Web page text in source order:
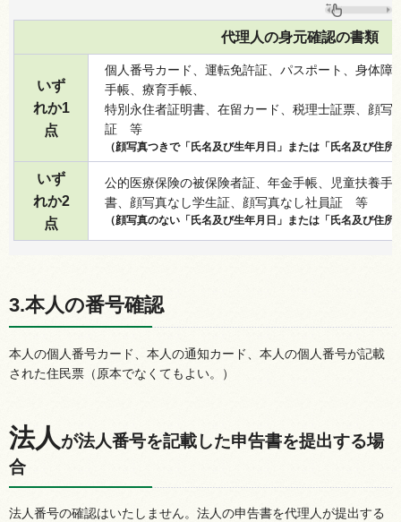
代理人の身元確認の書類
いず
れか1
点
個人番号カード、運転免許証、パスポート、身体障
手帳、療育手帳、
特別永住者証明書、在留カード、税理士証票、顔写
証
等
（顔写真つきで「氏名及び生年月日」または「氏名及び住
いず
れか2
点
公的医療保険の被保険者証、年金手帳、児童扶養手
書、顔写真なし学生証、顔写真なし社員証
等
（顔写真のない「氏名及び生年月日」または「氏名及び住
3.本人の番号確認
本人の個人番号カード、本人の通知カード、本人の個人番号が記載
された住民票（原本でなくてもよい。）
法人が法人番号を記載した申告書を提出する場
合
法人番号の確認はいたしません。法人の申告書を代理人が提出する